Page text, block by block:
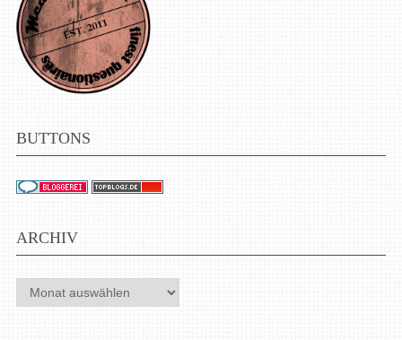
BUTTONS
Dieses Blog ist nach den W3C-Standards für HTML5 und
CSS3 validiert.